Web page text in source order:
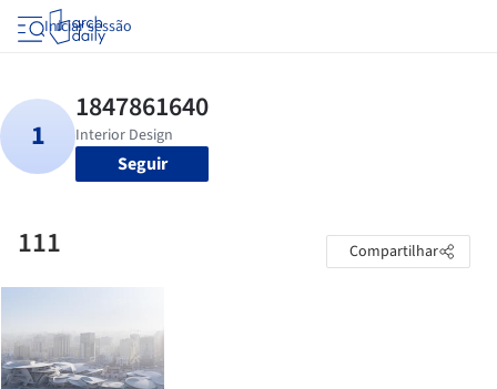
Iniciar sessão
Seguir
111 Compartilhar